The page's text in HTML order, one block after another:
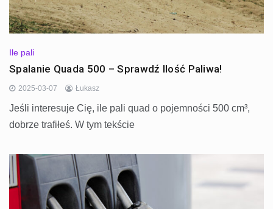
Ile pali
Spalanie Quada 500 – Sprawdź Ilość Paliwa!
2025-03-07 Łukasz
Jeśli interesuje Cię, ile pali quad o pojemności 500 cm³,
dobrze trafiłeś. W tym tekście